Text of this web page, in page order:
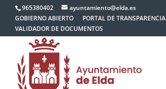
965380402
ayuntamiento@elda.es
GOBIERNO ABIERTO
PORTAL DE TRANSPARENCIA
VALIDADOR DE DOCUMENTOS